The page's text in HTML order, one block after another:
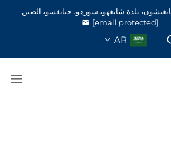
[email protected]
AR